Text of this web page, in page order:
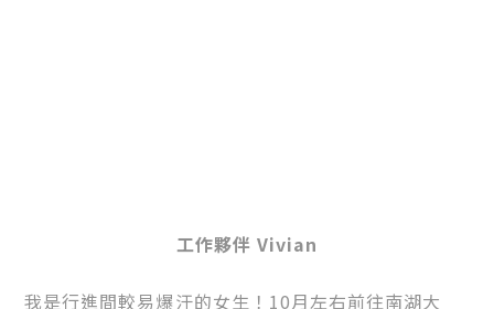
工作夥伴 Vivian